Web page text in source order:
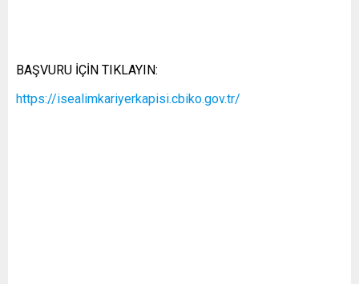
BAŞVURU İÇİN TIKLAYIN:
https://isealimkariyerkapisi.cbiko.gov.tr/